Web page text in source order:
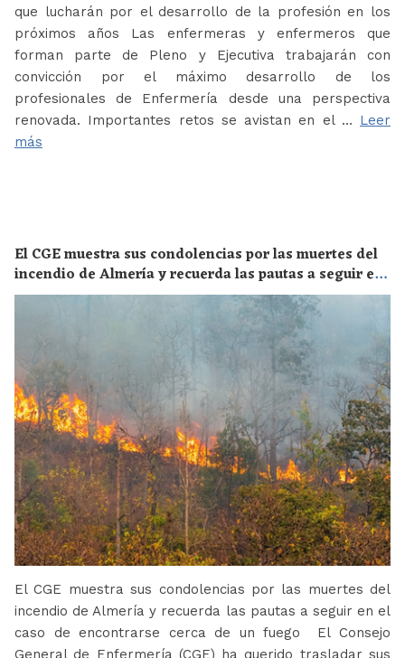
que lucharán por el desarrollo de la profesión en los
próximos años Las enfermeras y enfermeros que
forman parte de Pleno y Ejecutiva trabajarán con
convicción por el máximo desarrollo de los
profesionales de Enfermería desde una perspectiva
renovada. Importantes retos se avistan en el … Leer
más
El CGE muestra sus condolencias por las muertes del
incendio de Almería y recuerda las pautas a seguir en
el caso de encontrarse cerca de un fuego
El CGE muestra sus condolencias por las muertes del
incendio de Almería y recuerda las pautas a seguir en el
caso de encontrarse cerca de un fuego El Consejo
General de Enfermería (CGE) ha querido trasladar sus